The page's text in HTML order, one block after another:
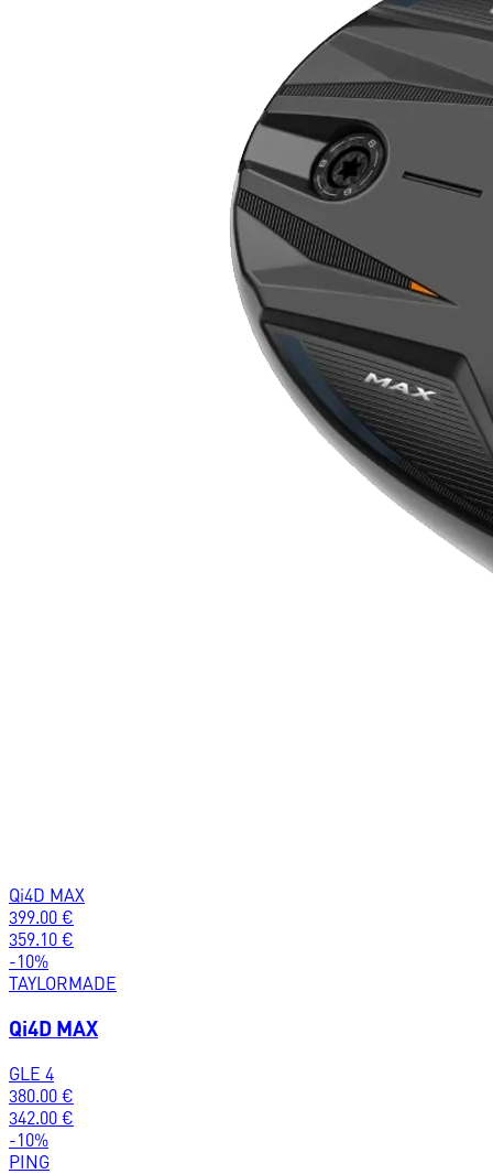
Qi4D MAX
399.00 €
359.10 €
-10%
TAYLORMADE
Qi4D MAX
GLE 4
380.00 €
342.00 €
-10%
PING